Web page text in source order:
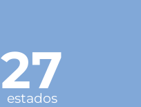
27
estados